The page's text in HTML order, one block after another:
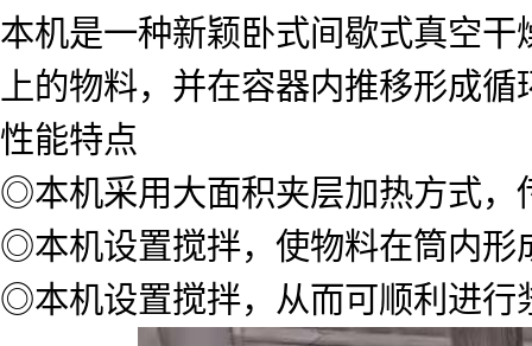
本机是一种新颖卧式间歇式真空
上的物料，并在容器内推移形成
性能特点
◎本机采用大面积夹层加热方式，
◎本机设置搅拌，使物料在筒内形
◎本机设置搅拌，从而可顺利进行